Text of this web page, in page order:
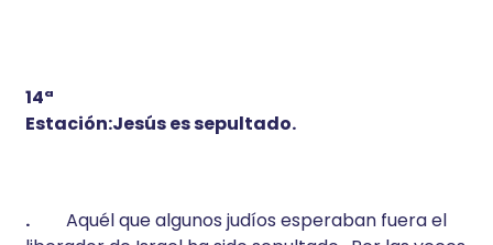
14ª
Estación:Jesús es sepultado.
. Aquél que algunos judíos esperaban fuera el